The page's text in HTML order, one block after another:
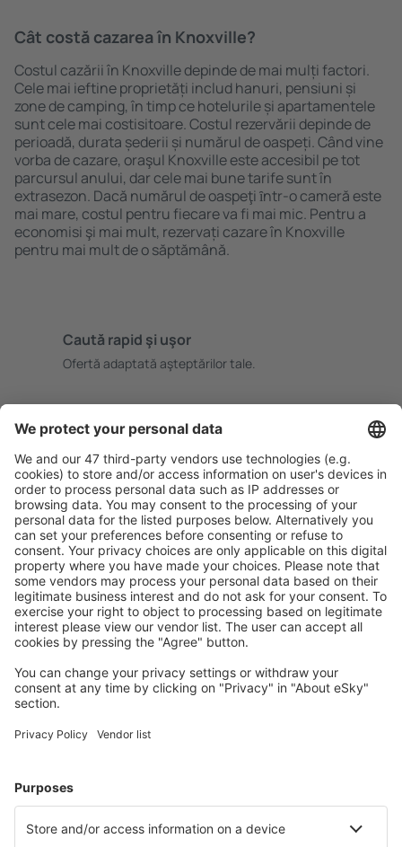
Cât costă cazarea în Knoxville?
Costul cazării în Knoxville depinde de mai mulți factori.
Cele mai ieftine proprietăți includ hanuri, pensiuni și
zone de camping, în timp ce hotelurile și apartamentele
sunt cele mai costisitoare. Costul rezervării depinde de
perioadă, durata șederii și numărul de oaspeți. Când vine
vorba de cazare, oraşul Knoxville este accesibil pe tot
parcursul anului, dar cele mai bune tarife sunt în
extrasezon. Dacă numărul de oaspeţi ȋntr-o cameră este
mai mare, costul pentru fiecare va fi mai mic. Pentru a
economisi şi mai mult, rezervați cazare în Knoxville
pentru mai mult de o săptămână.
Caută rapid şi uşor
Ofertă adaptată aşteptărilor tale.
Rezervare fără griji cu opțiune gratuită de anulare.
Economiseşte mai mult
Prețuri atractive și oferte speciale pentru utilizatorii
conectați.
Cazarea preferată
Alege din peste 1,3 mil. de opţiuni: hoteluri, cabane,
apartamente și altele.
Cele mai căutate cazări de către utilizatorii eSky
Cazare în Statele Unite ale Americii - Orașe populare
Cazare în Kissimmee
Cazare în Sevierville Cazare în Denver